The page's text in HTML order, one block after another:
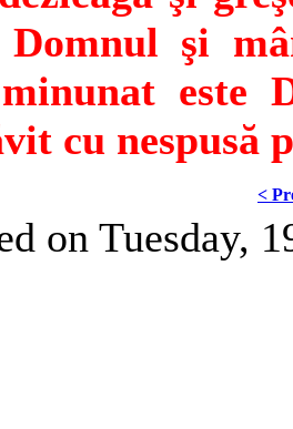
şi
este
cu nespusă
<
on Tuesday,